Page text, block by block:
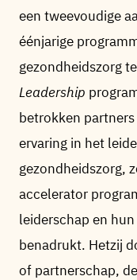
een tweevoudige
éénjarige
gezondheidszorg
Leadership
betrokken
ervaring in het
gezondheidszorg,
accelerator
leiderschap en
benadrukt. Hetzij
of partnerschap,